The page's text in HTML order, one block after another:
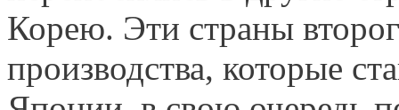
Корею. Эти страны
производства, которые